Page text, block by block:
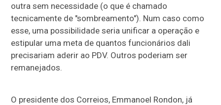
outra sem necessidade (o que é chamado
tecnicamente de "sombreamento"). Num caso como
esse, uma possibilidade seria unificar a operação e
estipular uma meta de quantos funcionários dali
precisariam aderir ao PDV. Outros poderiam ser
remanejados.
O presidente dos Correios, Emmanoel Rondon, já